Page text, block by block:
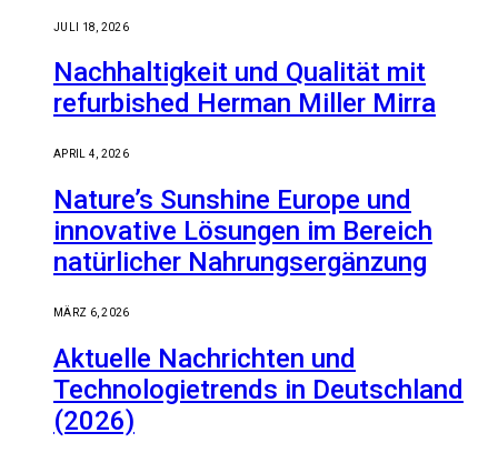
JULI 18, 2026
Nachhaltigkeit und Qualität mit
refurbished Herman Miller Mirra
APRIL 4, 2026
Nature’s Sunshine Europe und
innovative Lösungen im Bereich
natürlicher Nahrungsergänzung
MÄRZ 6, 2026
Aktuelle Nachrichten und
Technologietrends in Deutschland
(2026)